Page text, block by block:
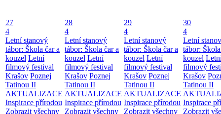
27
4
Letní stanový
tábor: Škola čar a
kouzel Letní
filmový festival
Krašov Poznej
Tatinou II
AKTUALIZACE
Inspirace přírodou
Zobrazit všechny
28
4
Letní stanový
tábor: Škola čar a
kouzel Letní
filmový festival
Krašov Poznej
Tatinou II
AKTUALIZACE
Inspirace přírodou
Zobrazit všechny
29
4
Letní stanový
tábor: Škola čar a
kouzel Letní
filmový festival
Krašov Poznej
Tatinou II
AKTUALIZACE
Inspirace přírodou
Zobrazit všechny
30
4
Letní
tábor:
kouzel
filmový
Krašov
Tatinou II
Inspirace
Zobrazit